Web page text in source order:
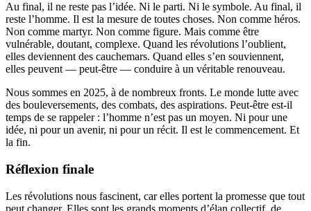
Au final, il ne reste pas l’idée. Ni le parti. Ni le symbole. Au final, il
reste l’homme. Il est la mesure de toutes choses. Non comme héros.
Non comme martyr. Non comme figure. Mais comme être
vulnérable, doutant, complexe. Quand les révolutions l’oublient,
elles deviennent des cauchemars. Quand elles s’en souviennent,
elles peuvent — peut-être — conduire à un véritable renouveau.
Nous sommes en 2025, à de nombreux fronts. Le monde lutte avec
des bouleversements, des combats, des aspirations. Peut-être est-il
temps de se rappeler : l’homme n’est pas un moyen. Ni pour une
idée, ni pour un avenir, ni pour un récit. Il est le commencement. Et
la fin.
Réflexion finale
Les révolutions nous fascinent, car elles portent la promesse que tout
peut changer. Elles sont les grands moments d’élan collectif, de